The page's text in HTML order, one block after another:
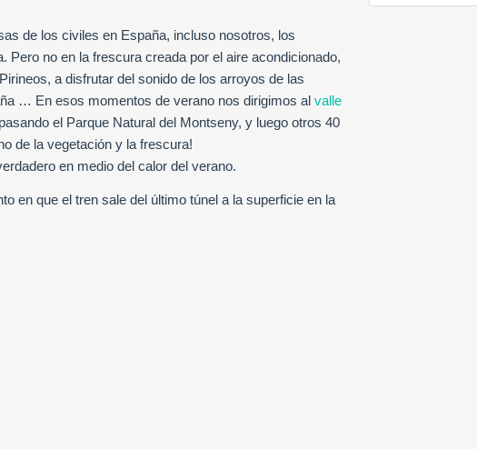
de los civiles en España, incluso nosotros, los
no en la frescura creada por el aire acondicionado,
a disfrutar del sonido de los arroyos de las
… En esos momentos de verano nos dirigimos al valle
el Parque Natural del Montseny, y luego otros 40
de la vegetación y la frescura!
en medio del calor del verano.
en que el tren sale del último túnel a la superficie en la